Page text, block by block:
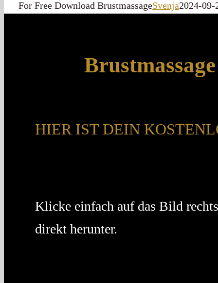
For Free Download BrustmassageSvenja2024-09-
HIER IST DEIN
Klicke einfach auf das Bild
direkt herunter.